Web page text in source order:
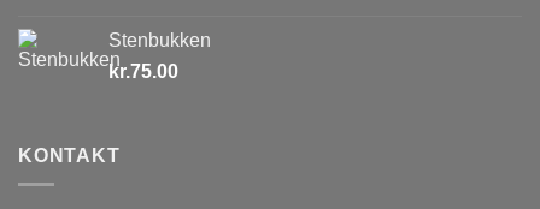
Stenbukken
kr.75.00
KONTAKT